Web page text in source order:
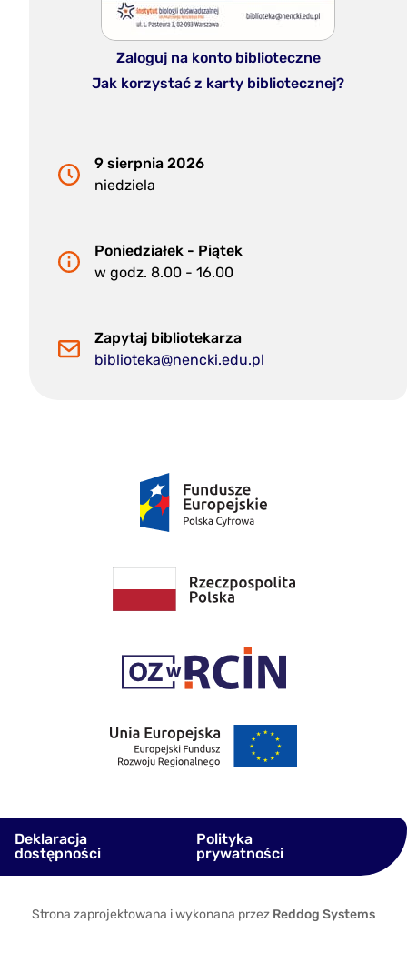
Zaloguj na konto biblioteczne
Jak korzystać z karty bibliotecznej?
9 sierpnia 2026
niedziela
Poniedziałek - Piątek
w godz. 8.00 - 16.00
Zapytaj bibliotekarza
biblioteka@nencki.edu.pl
Deklaracja
dostępności
Polityka
prywatności
Strona zaprojektowana i wykonana przez Reddog Systems